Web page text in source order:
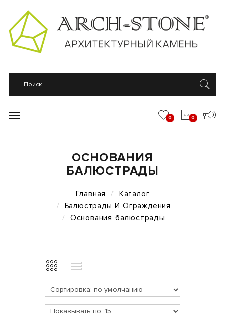
0 0
ОСНОВАНИЯ
БАЛЮСТРАДЫ
Главная
Каталог
Балюстрады И Ограждения
Основания балюстрады